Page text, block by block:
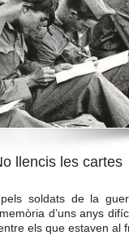
llencis les cartes
soldats de la
d’uns anys
els que estaven